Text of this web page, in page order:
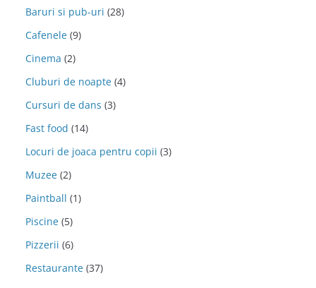
Baruri si pub-uri (28)
Cafenele (9)
Cinema (2)
Cluburi de noapte (4)
Cursuri de dans (3)
Fast food (14)
Locuri de joaca pentru copii (3)
Muzee (2)
Paintball (1)
Piscine (5)
Pizzerii (6)
Restaurante (37)